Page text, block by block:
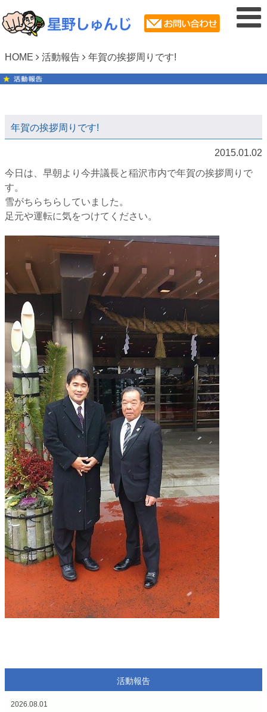
HOME 活動報告 年賀の挨拶周りです!
年賀の挨拶周りです!
2015.01.02
今日は、早朝より今井議長と稲沢市内で年賀の挨拶周りで
す。
雪がちらちらしていました。
足元や運転に気をつけてください。
活動報告
2026.08.01